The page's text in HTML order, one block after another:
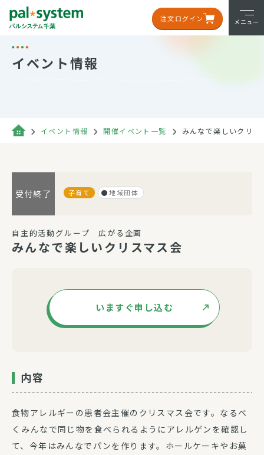
注文ログイン メニュー
イベント情報
イベント情報 開催イベント一覧 みんなで楽しいクリス
受付終了 子育て 地域団体
自主的活動グループ 広がる企画
みんなで楽しいクリスマス会
いますぐ申し込む
内容
食物アレルギーの患者会主催のクリスマス会です。なるべ
くみんなで同じ物を食べられるようにアレルゲンを確認し
て、今年はみんなでパンを作ります。ホールケーキやお菓